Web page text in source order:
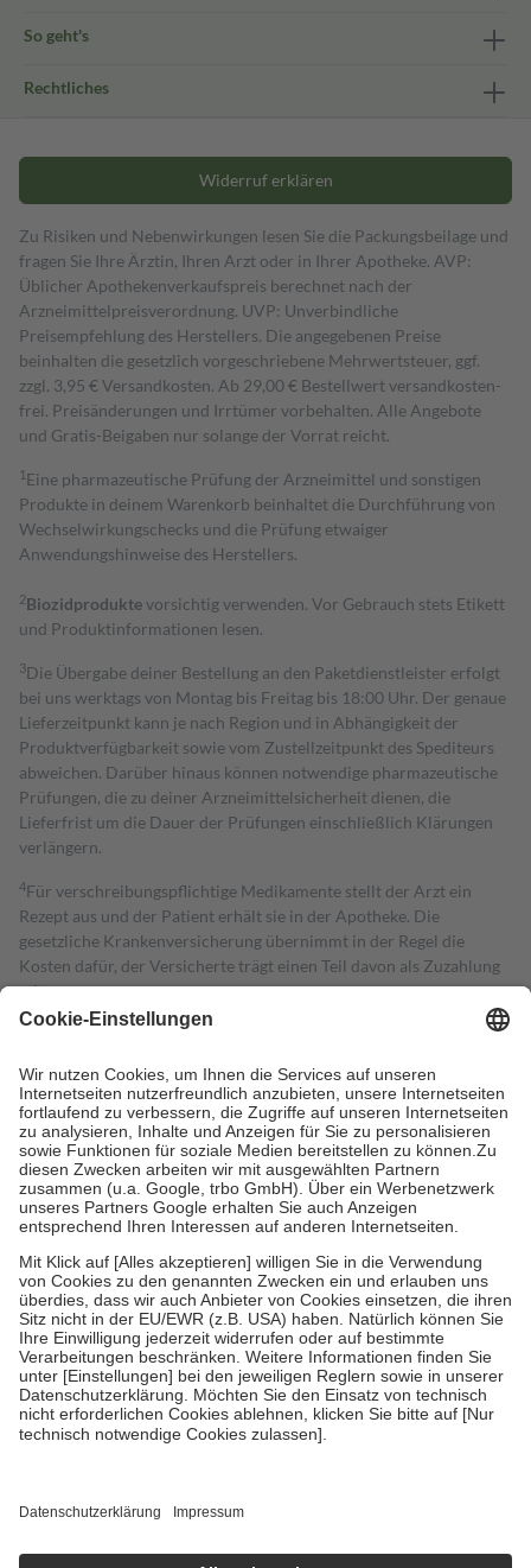
So geht's
Rechtliches
Widerruf erklären
Zu Risiken und Nebenwirkungen lesen Sie die Packungsbeilage und
fragen Sie Ihre Ärztin, Ihren Arzt oder in Ihrer Apotheke. AVP:
Üblicher Apothekenverkaufspreis berechnet nach der
Arzneimittelpreisverordnung. UVP: Unverbindliche
Preisempfehlung des Herstellers. Die angegebenen Preise
beinhalten die gesetzlich vorgeschriebene Mehrwertsteuer, ggf.
zzgl. 3,95 € Versandkosten. Ab 29,00 € Bestell­wert versand­kosten­
frei. Preisänderungen und Irrtümer vorbehalten. Alle Angebote
und Gratis-Beigaben nur solange der Vorrat reicht.
1 Eine pharmazeutische Prüfung der Arzneimittel und sonstigen
Produkte in deinem Warenkorb beinhaltet die Durchführung von
Wechselwirkungschecks und die Prüfung etwaiger
Anwendungshinweise des Herstellers.
2Biozidproduktevorsichtig verwenden. Vor Gebrauch stets Etikett
und Produktinformationen lesen.
3Die Übergabe deiner Bestellung an den Paketdienstleister erfolgt
bei uns werktags von Montag bis Freitag bis 18:00 Uhr. Der genaue
Lieferzeitpunkt kann je nach Region und in Abhängigkeit der
Produktverfügbarkeit sowie vom Zustellzeitpunkt des Spediteurs
abweichen. Darüber hinaus können notwendige pharmazeutische
Prüfungen, die zu deiner Arzneimittelsicherheit dienen, die
Lieferfrist um die Dauer der Prüfungen einschließlich Klärungen
verlängern.
4Für verschreibungspflichtige Medikamente stellt der Arzt ein
Rezept aus und der Patient erhält sie in der Apotheke. Die
gesetzliche Krankenversicherung übernimmt in der Regel die
Kosten dafür, der Versicherte trägt einen Teil davon als Zuzahlung
mit.
Grundsätzlich leisten Mitglieder Zuzahlungen in Höhe von zehn
höchstens zehn Euro.
Es sind jedoch nie mehr als die tatsächlichen
Kosten der Leistung zu entrichten.
Diese Regeln gelten grundsätzlich auch für Online-Apotheken.
Bei Heilmitteln und häuslicher Krankenpflege beträgt die
Zuzahlung zehn Prozent der Kosten sowie zehn Euro je
Verordnung.
Um das Engagement der Versicherten für ihre eigene Gesundheit zu
stärken und die besondere Stellung der Familie zu unterstützen,
fallenkeine Zuzahlungenan bei:
• Kindern und Jugendlichen bis zum vollendeten 18. Lebensjahr
mit Ausnahme der Fahrkosten
• Untersuchungen zur Vorsorge und Früherkennung, die von der
GKV getragen werden
• empfohlenen Schutzimpfungen
• Harn- und Blutteststreifen
getroffen, um sicherzustellen, dass es sich um echte Bewertungen
https://help.etrusted.com/hc/de/articles/4419944605341